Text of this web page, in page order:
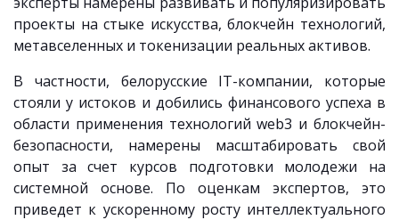
проекты на стыке искусства, блокчейн технологий,
метавселенных и токенизации реальных активов.
В частности, белорусские IT-компании, которые
стояли у истоков и добились финансового успеха в
области применения технологий web3 и блокчейн-
безопасности, намерены масштабировать свой
опыт за счет курсов подготовки молодежи на
системной основе. По оценкам экспертов, это
приведет к ускоренному росту интеллектуального